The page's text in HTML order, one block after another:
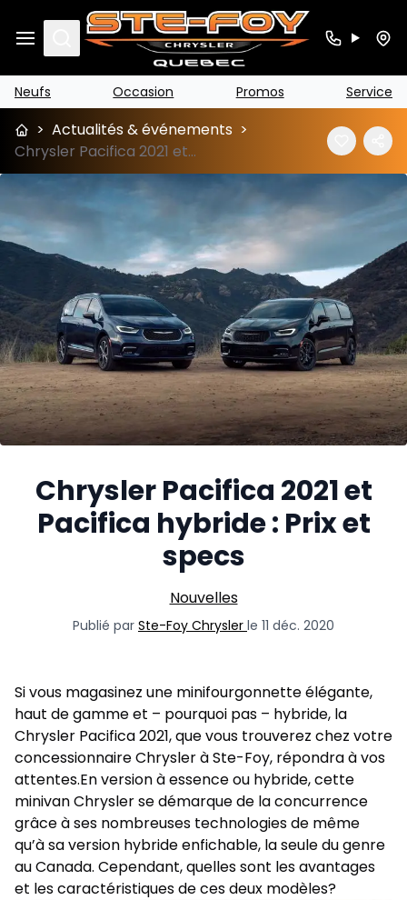
Search
Neufs Occasion Promos Service
> Actualités & événements >
Chrysler Pacifica 2021 et Pacifica hybride : Prix et specs
Chrysler Pacifica 2021 et
Pacifica hybride : Prix et
specs
Nouvelles
Publié par Ste-Foy Chrysler le 11 déc. 2020
Si vous magasinez une minifourgonnette élégante,
haut de gamme et – pourquoi pas – hybride, la
Chrysler Pacifica 2021, que vous trouverez chez votre
concessionnaire Chrysler à Ste-Foy, répondra à vos
attentes.En version à essence ou hybride, cette
minivan Chrysler se démarque de la concurrence
grâce à ses nombreuses technologies de même
qu’à sa version hybride enfichable, la seule du genre
au Canada. Cependant, quelles sont les avantages
et les caractéristiques de ces deux modèles?